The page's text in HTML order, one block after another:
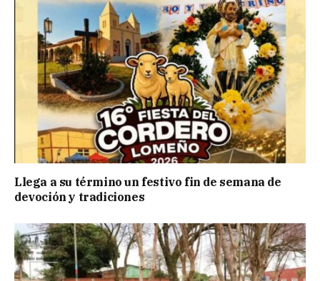
Llega a su término un festivo fin de semana de
devoción y tradiciones